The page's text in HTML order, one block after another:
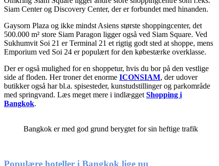
Siam Center og Discovery Center, der er forbundet med hinanden.
Gaysorn Plaza og ikke mindst Asiens største shoppingcenter, det
500.000 m² store Siam Paragon ligger også ved Siam Square. Ved
Sukhumvit Soi 21 er Terminal 21 et rigtig godt sted at shoppe, mens
Emporium ved Soi 24 er populært for den købestærke overklasse.
Der er også mulighed for en shoppetur, hvis du bor på den vestlige
side af floden. Her troner det enorme ICONSIAM, der udover
butikker også har bl.a. spisesteder, kunstudstillinger og parkområde
med springvand. Læs meget mere i indlægget Shopping i
Bangkok.
Bangkok er med god grund berygtet for sin heftige trafik